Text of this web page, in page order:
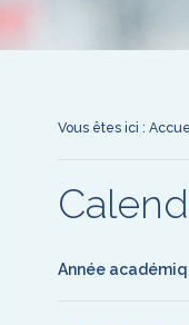
Vous êtes ici :
Année